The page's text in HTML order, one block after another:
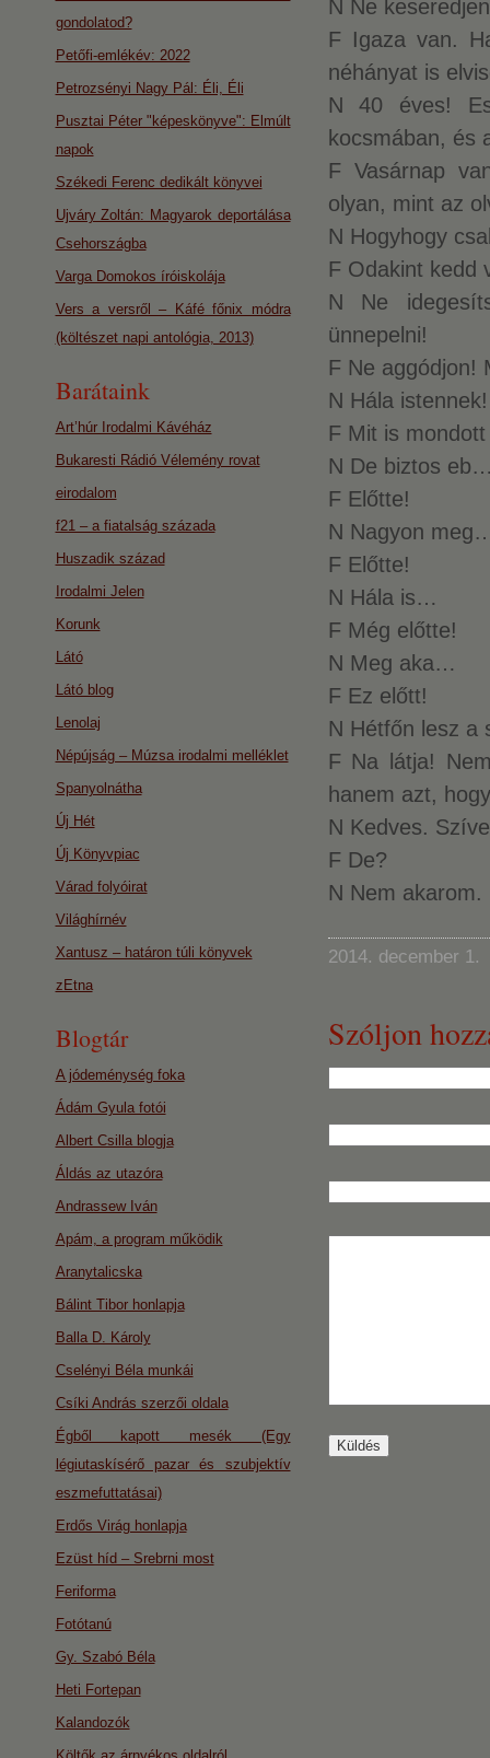
N Ne
F Igaza van.
néhányat is
N 40 éves!
kocsmában, és
F Vasárnap
olyan, mint az
N Hogyhogy
F Odakint kedd
N Ne
ünnepelni!
F Ne aggódjon!
N Hála
F Mit is
N De biztos
F Előtte!
N Nagyon
F Előtte!
N Hála is…
F Még előtte!
N Meg aka…
F Ez előtt!
N Hétfőn lesz a
F Na látja!
hanem azt,
N Kedves.
F De?
N Nem akarom.
2014. december 1.
Szóljon
gondolatod?
Petőfi-emlékév: 2022
Petrozsényi Nagy Pál: Éli, Éli
Pusztai Péter "képeskönyve": Elmúlt
napok
Székedi Ferenc dedikált könyvei
Ujváry Zoltán: Magyarok deportálása
Csehországba
Varga Domokos íróiskolája
Vers a versről – Káfé főnix módra
(költészet napi antológia, 2013)
Barátaink
Art’húr Irodalmi Kávéház
Bukaresti Rádió Vélemény rovat
eirodalom
f21 – a fiatalság százada
Huszadik század
Irodalmi Jelen
Korunk
Látó
Látó blog
Lenolaj
Népújság – Múzsa irodalmi melléklet
Spanyolnátha
Új Hét
Új Könyvpiac
Várad folyóirat
Világhírnév
Xantusz – határon túli könyvek
zEtna
Blogtár
A jódeménység foka
Ádám Gyula fotói
Albert Csilla blogja
Áldás az utazóra
Andrassew Iván
Apám, a program működik
Aranytalicska
Bálint Tibor honlapja
Balla D. Károly
Cselényi Béla munkái
Csíki András szerzői oldala
Égből kapott mesék (Egy
légiutaskísérő pazar és szubjektív
eszmefuttatásai)
Erdős Virág honlapja
Ezüst híd – Srebrni most
Feriforma
Fotótanú
Gy. Szabó Béla
Heti Fortepan
Kalandozók